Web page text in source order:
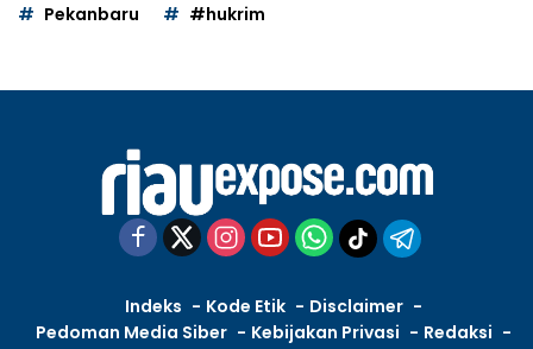
Pekanbaru
#hukrim
Indeks Kode Etik
Disclaimer
Pedoman Media Siber
Kebijakan Privasi
Redaksi